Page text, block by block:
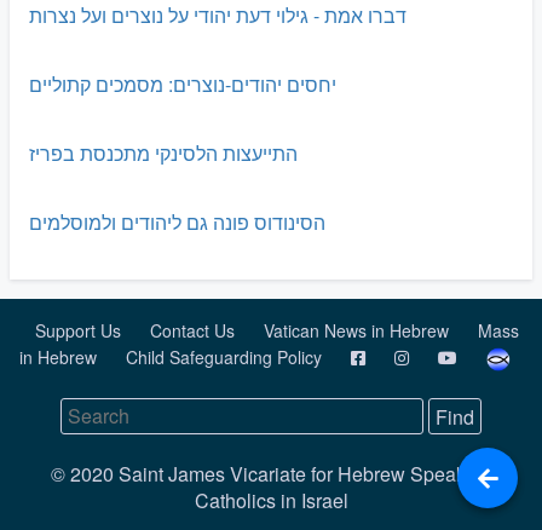
דברו אמת - גילוי דעת יהודי על נוצרים ועל נצרות
יחסים יהודים-נוצרים: מסמכים קתוליים
התייעצות הלסינקי מתכנסת בפריז
הסינודוס פונה גם ליהודים ולמוסלמים
Support Us Contact Us Vatican News in Hebrew
Mass
in Hebrew
Child Safeguarding Policy
© 2020 Saint James Vicariate for Hebrew Speaking
Catholics in Israel